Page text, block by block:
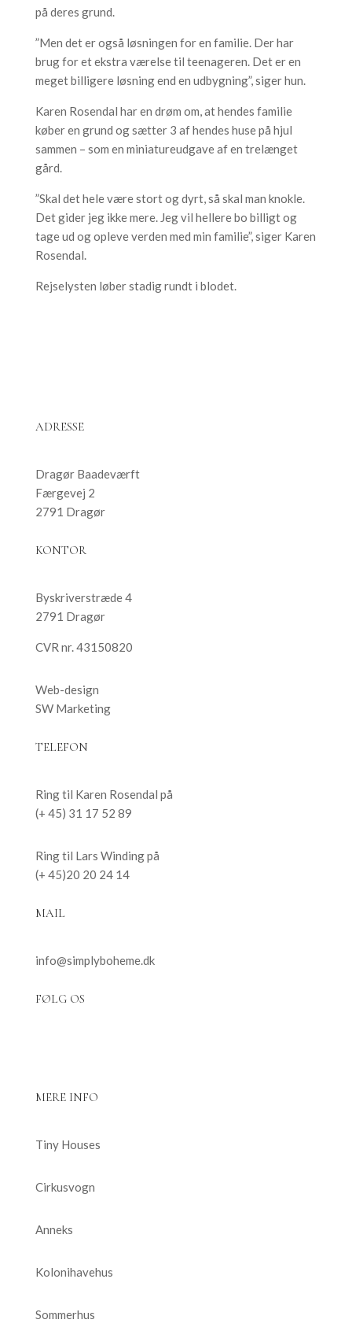
på deres grund.
”Men det er også løsningen for en familie. Der har
brug for et ekstra værelse til teenageren. Det er en
meget billigere løsning end en udbygning”, siger hun.
Karen Rosendal har en drøm om, at hendes familie
køber en grund og sætter 3 af hendes huse på hjul
sammen – som en miniatureudgave af en trelænget
gård.
”Skal det hele være stort og dyrt, så skal man knokle.
Det gider jeg ikke mere. Jeg vil hellere bo billigt og
tage ud og opleve verden med min familie”, siger Karen
Rosendal.
Rejselysten løber stadig rundt i blodet.
ADRESSE
Dragør Baadeværft
Færgevej 2
2791 Dragør
KONTOR
Byskriverstræde 4
2791 Dragør
CVR nr. 43150820
Web-design
SW Marketing
TELEFON
Ring til Karen Rosendal på
(+ 45) 31 17 52 89
Ring til Lars Winding på
(+ 45)20 20 24 14
MAIL
info@simplyboheme.dk
FØLG OS
MERE INFO
Tiny Houses
Cirkusvogn
Anneks
Kolonihavehus
Sommerhus